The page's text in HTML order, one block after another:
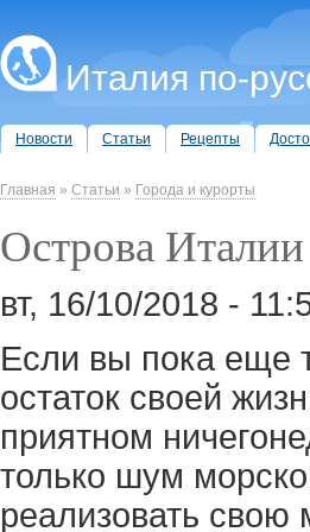
Италия по-
Новости Статьи Рецепты
Главная » Статьи » Города и курорты
Острова Италии
вт, 16/10/2018 -
Если вы пока еще
остаток своей
приятном
только шум
реализовать свою